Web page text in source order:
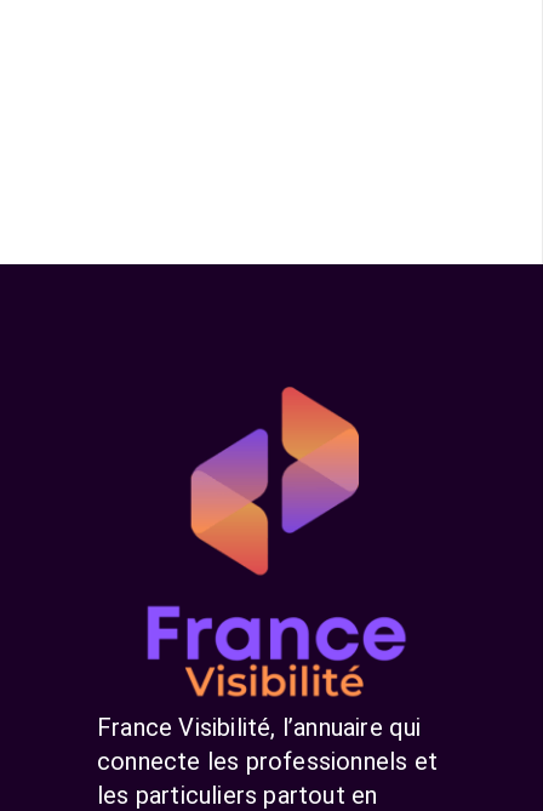
France Visibilité, l’annuaire qui
connecte les professionnels et
les particuliers partout en